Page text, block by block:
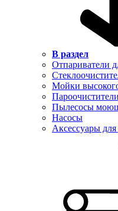
В раздел
Отпариватели
Мойки
Пароочистители
Пылесосы
Насосы
Аксессуары